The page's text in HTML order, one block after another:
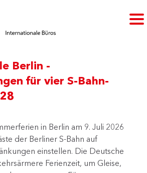
Berlin -
für vier S-Bahn-
in Berlin am 9. Juli 2026
der Berliner S-Bahn auf
einstellen. Die Deutsche
Ferienzeit, um Gleise,